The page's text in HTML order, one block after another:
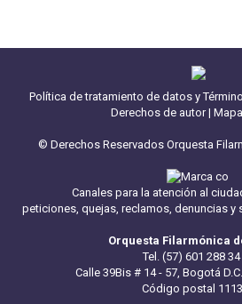
Política de tratamiento de datos y
Derechos de autor|
© Derechos Reservados Orquesta
Canales para la atención al
peticiones, quejas, reclamos, denuncias
Orquesta Filarmónica
Tel. (57) 601 288 34
Calle 39Bis # 14 - 57, Bogotá
Código postal